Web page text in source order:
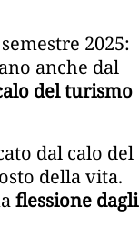
2025:
anche dal
del turismo
dal calo del
della vita.
flessione dagli